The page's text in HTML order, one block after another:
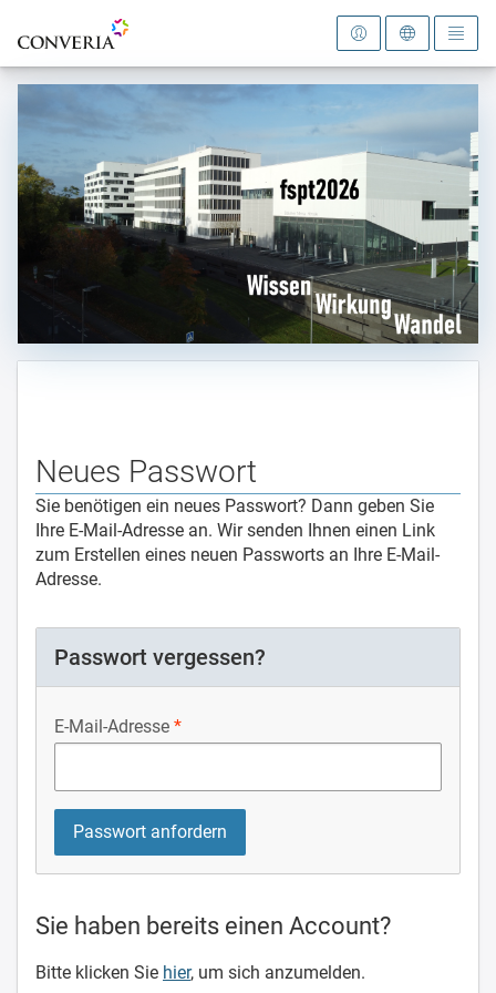
Zur Startseite
Neues Passwort
Sie benötigen ein neues Passwort? Dann geben Sie
Ihre E-Mail-Adresse an. Wir senden Ihnen einen Link
zum Erstellen eines neuen Passworts an Ihre E-Mail-
Adresse.
Passwort vergessen?
E-Mail-Adresse
Sie haben bereits einen Account?
Bitte klicken Sie hier, um sich anzumelden.